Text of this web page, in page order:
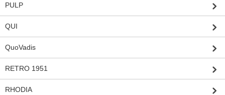
PULP
QUI
QuoVadis
RETRO 1951
RHODIA